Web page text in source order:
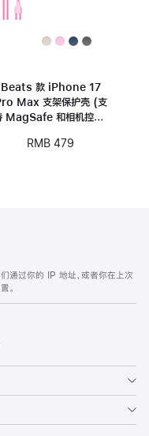
Beats 款 iPhone 17
Max 支架保护壳 (支
MagSafe 和相机控制)
RMB 479
通过你的 IP 地址，或者你在上次
。